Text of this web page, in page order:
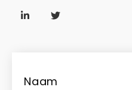
Naam